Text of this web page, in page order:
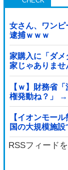
女さん、ワン
逮捕ｗｗｗ
家購入に「ダ
家じゃありま
自ら〇〇を口
【ｗ】財務省
権発動ね？」 →
【イオンモー
国の大規模施
る事態に・・
RSSフィード